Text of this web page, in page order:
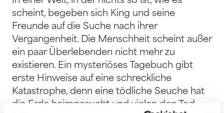
scheint, begeben sich King und seine
Freunde auf die Suche nach ihrer
Vergangenheit. Die Menschheit scheint außer
ein paar Überlebenden nicht mehr zu
existieren. Ein mysteriöses Tagebuch gibt
erste Hinweise auf eine schreckliche
Katastrophe, denn eine tödliche Seuche hat
die Erde heimgesucht und vielen den Tod